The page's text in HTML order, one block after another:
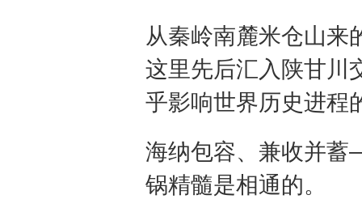
从秦岭南麓米仓山来
这里先后汇入陕甘川
乎影响世界历史进程
海纳包容、兼收并蓄
锅精髓是相通的。